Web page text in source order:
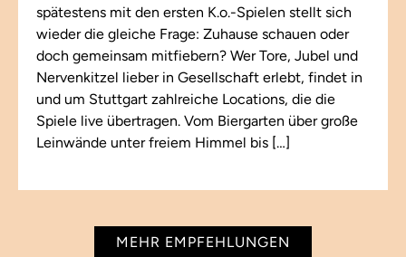
spätestens mit den ersten K.o.-Spielen stellt sich
wieder die gleiche Frage: Zuhause schauen oder
doch gemeinsam mitfiebern? Wer Tore, Jubel und
Nervenkitzel lieber in Gesellschaft erlebt, findet in
und um Stuttgart zahlreiche Locations, die die
Spiele live übertragen. Vom Biergarten über große
Leinwände unter freiem Himmel bis […]
MEHR EMPFEHLUNGEN